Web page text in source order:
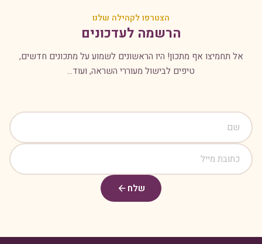
הצטרפו לקהילה שלנו
הרשמה לעדכונים
אל תחמיצו אף מתכון! היו הראשונים לשמוע על מתכונים חדשים,
טיפים לבישול מעוררי השראה, ועוד...
שלח